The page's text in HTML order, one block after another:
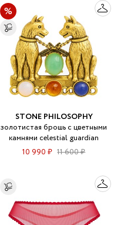
STONE PHILOSOPHY
золотистая брошь с цветными
камнями celestial guardian
10 990 ₽ 11 600 ₽